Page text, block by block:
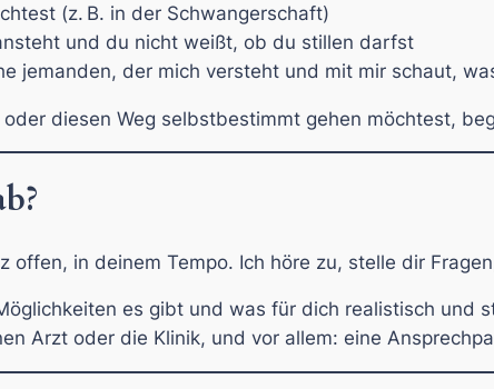
(z. B. in der Schwangerschaft)
und du nicht weißt, ob du stillen darfst
jemanden, der mich versteht und mit mir schaut,
diesen Weg selbstbestimmt gehen möchtest,
offen, in deinem Tempo. Ich höre zu, stelle dir
es gibt und was für dich realistisch und
Arzt oder die Klinik, und vor allem: eine